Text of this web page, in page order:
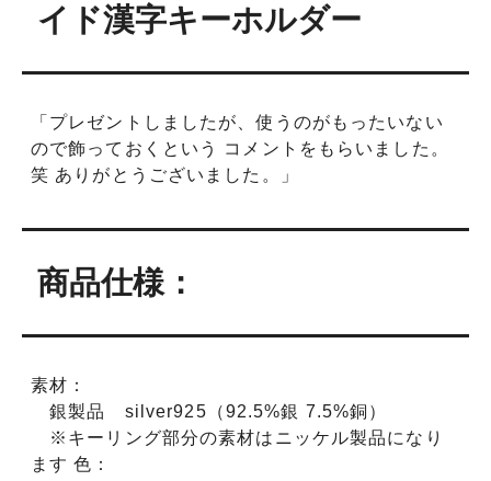
イド漢字キーホルダー
「プレゼントしましたが、使うのがもったいない
ので飾っておくという コメントをもらいました。
笑 ありがとうございました。」
商品仕様：
素材：
銀製品 silver925（92.5%銀 7.5%銅）
※キーリング部分の素材はニッケル製品になり
ます 色：